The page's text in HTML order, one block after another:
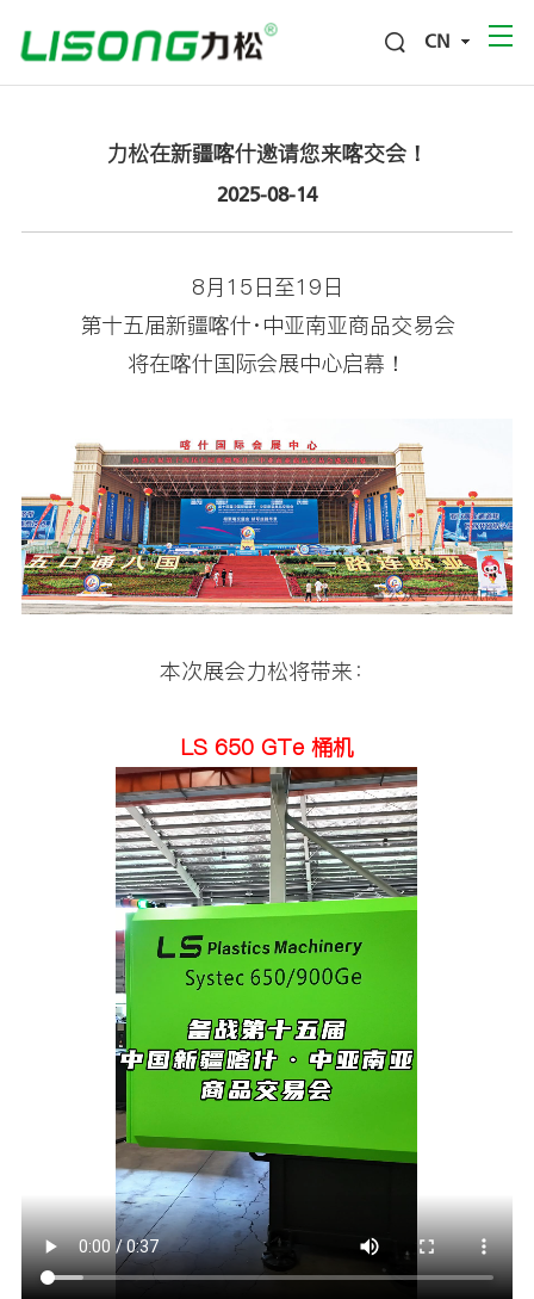
CN
力松在新疆喀什邀请您来喀交会！
2025-08-14
8月15日至19日
第十五届新疆喀什·中亚南亚商品交易会
将在喀什国际会展中心启幕！
本次展会力松将带来：
LS 650 GTe 桶机